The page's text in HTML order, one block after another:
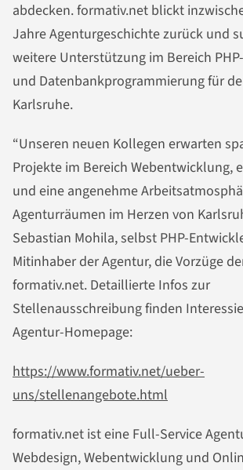
abdecken. formativ.net blickt
Jahre Agenturgeschichte zurück und
weitere Unterstützung im Bereich
und Datenbankprogrammierung für
Karlsruhe.
“Unseren neuen Kollegen erwarten
Projekte im Bereich Webentwicklung,
und eine angenehme
Agenturräumen im Herzen von
Sebastian Mohila, selbst PHP-
Mitinhaber der Agentur, die Vorzüge
formativ.net. Detaillierte Infos zur
Stellenausschreibung finden
Agentur-Homepage:
https://www.formativ.net/ueber-
uns/stellenangebote.html
formativ.net ist eine Full-Service
Webdesign, Webentwicklung und